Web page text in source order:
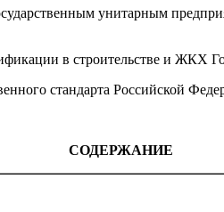
унитарным
в строительстве и ЖКХ
стандарта Российской
СОДЕРЖАНИЕ